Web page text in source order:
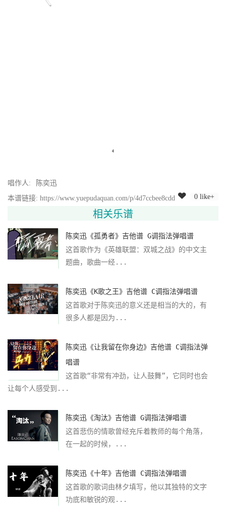
唱作人:
陈奕迅
本谱链接: https://www.yuepudaquan.com/p/4d7ccbee8cdd
0 like+
相关乐谱
陈奕迅《孤勇者》吉他谱 G调指法弹唱谱
这首歌作为《英雄联盟：双城之战》的中文主
题曲，歌曲一经...
陈奕迅《K歌之王》吉他谱 C调指法弹唱谱
这首歌对于陈奕迅的意义还是相当的大的，有
很多人都是因为...
陈奕迅《让我留在你身边》吉他谱 C调指法弹
唱谱
这首歌“非常有冲劲，让人鼓舞”，它同时也会
让每个人感受到...
陈奕迅《淘汰》吉他谱 G调指法弹唱谱
这首悲伤的情歌曾经充斥着教师的每个角落，
在一起的时候，...
陈奕迅《十年》吉他谱 C调指法弹唱谱
这首歌的歌词由林夕填写，他以其独特的文字
功底和敏锐的观...